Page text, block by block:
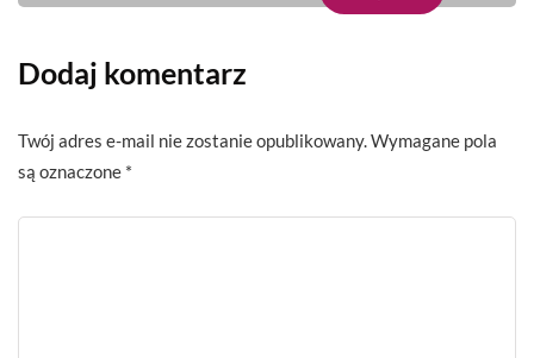
Dodaj komentarz
Twój adres e-mail nie zostanie opublikowany. Wymagane pola
są oznaczone *